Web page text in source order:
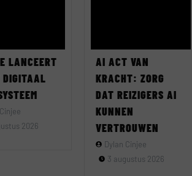
LANCEERT
DIGITAAL
2026
AI ACT VAN
KRACHT: ZORG
DAT REIZIGERS AI
KUNNEN
VERTROUWEN
Dylan Cinjee
3 augustus 2026